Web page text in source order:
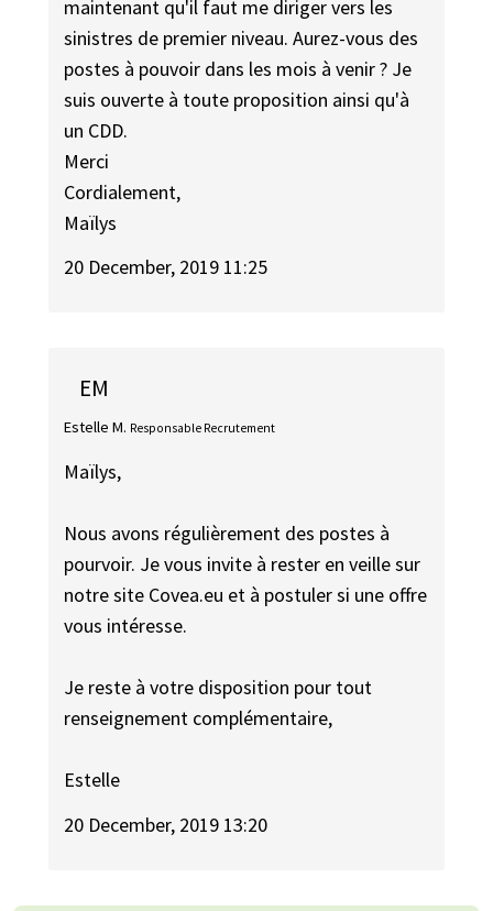
maintenant qu'il faut me diriger vers les
sinistres de premier niveau. Aurez-vous des
postes à pouvoir dans les mois à venir ? Je
suis ouverte à toute proposition ainsi qu'à
un CDD.
Merci
Cordialement,
Maïlys
20 December, 2019 11:25
EM
Estelle M. Responsable Recrutement
Maïlys,
Nous avons régulièrement des postes à
pourvoir. Je vous invite à rester en veille sur
notre site Covea.eu et à postuler si une offre
vous intéresse.
Je reste à votre disposition pour tout
renseignement complémentaire,
Estelle
20 December, 2019 13:20